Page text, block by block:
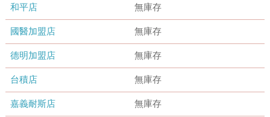
和平店 無庫存
國醫加盟店 無庫存
德明加盟店 無庫存
台積店 無庫存
嘉義耐斯店 無庫存